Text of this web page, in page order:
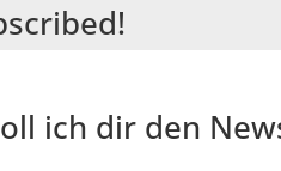
ich dir den